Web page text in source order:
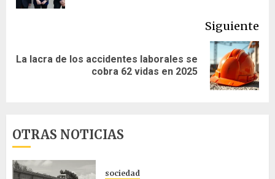
Siguiente
Siguiente
La lacra de los accidentes laborales se
cobra 62 vidas en 2025
OTRAS NOTICIAS
sociedad